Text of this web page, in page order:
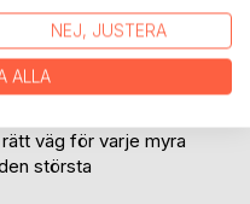
skrivna 2008 -
in framtiden. Kan läsas
kommer till ytan när
väg för varje myra
största
NEJ, JUSTERA
ALLA